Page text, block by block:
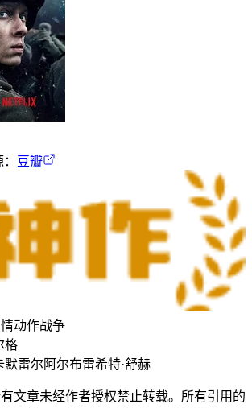
豆瓣
动作战争
格
默雷尔 阿尔布雷希特·舒赫
文章未经作者授权禁止转载。所有引用的